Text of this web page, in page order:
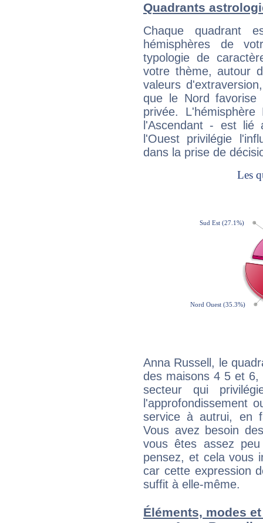
Quadrants
Chaque quadrant
hémisphères de
typologie de
votre thème, autour
valeurs
que le Nord favorise
privée.
l'Ascendant - est
l'Ouest privilégie
dans la prise de
Anna Russell, le
des maisons 4 5 et
secteur qui
l'approfondissement
service à autrui, en
Vous avez besoin
vous êtes assez
pensez, et cela vous
car cette expression
suffit à elle-même.
Éléments, modes